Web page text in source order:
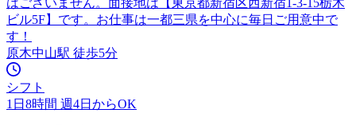
ビル5F】です。お仕事は一都三県を中心に毎日ご用意中で
す！
原木中山駅 徒歩5分
シフト
1日8時間 週4日からOK